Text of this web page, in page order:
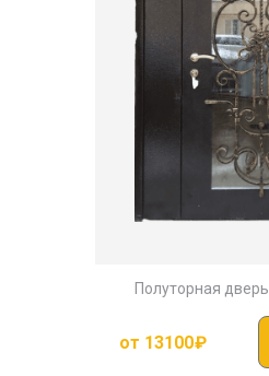
Полуторная дверь
от 13100₽